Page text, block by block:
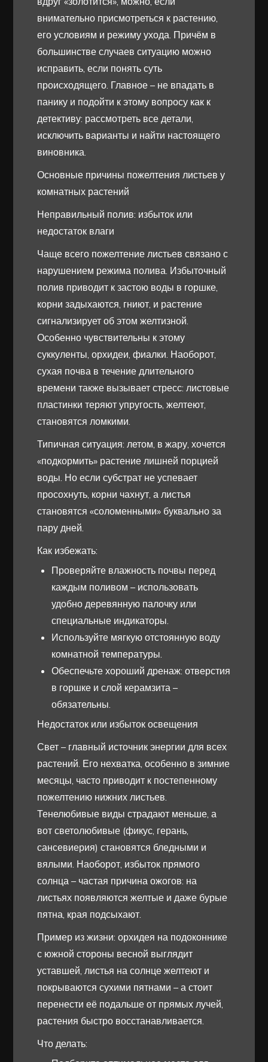
внимательно присмотреться к растению,
его условиям и режиму ухода. Причём в
большинстве случаев ситуацию можно
исправить, если понять суть
происходящего. Главное – не впадать в
панику и подойти к этому вопросу как к
детективу: рассмотреть все детали,
исключить варианты и найти настоящего
виновника.
Основные причины пожелтения листьев у
комнатных растений
Неправильный полив: избыток или
недостаток влаги
Чаще всего пожелтение листьев связано с
нарушением режима полива. Избыточный
полив приводит к застою воды в горшке,
корни задыхаются, гниют, и растение
сигнализирует об этом желтизной.
Особенно чувствительны к этому
суккуленты, орхидеи, фиалки. Наоборот,
сухая почва в течение длительного
времени также вызывает стресс: листовые
пластинки теряют упругость, желтеют,
становятся ломкими.
Типичная ситуация: летом, в жару, хочется
«подкормить» растение лишней порцией
воды. Но если субстрат не успевает
просохнуть, корни чахнут, а листья
становятся «соломенными» буквально за
пару дней.
Как избежать:
Проверяйте влажность почвы перед
каждым поливом – использовать
удобно деревянную палочку или
специальные индикаторы.
Используйте мягкую отстоянную воду
комнатной температуры.
Обеспечьте хороший дренаж: отверстия
в горшке и слой керамзита –
обязательны.
Недостаток или избыток освещения
Свет – главный источник энергии для всех
растений. Его нехватка, особенно в зимние
месяцы, часто приводит к постепенному
пожелтению нижних листьев.
Тенелюбивые виды страдают меньше, а
вот светолюбивые (фикус, герань,
сансевиерия) становятся бледными и
вялыми. Наоборот, избыток прямого
солнца – частая причина ожогов: на
листьях появляются желтые и даже бурые
пятна, края подсыхают.
Пример из жизни: орхидея на подоконнике
с южной стороны весной выглядит
уставшей, листья на солнце желтеют и
покрываются сухими пятнами – а стоит
перенести её подальше от прямых лучей,
растения быстро восстанавливается.
Что делать: